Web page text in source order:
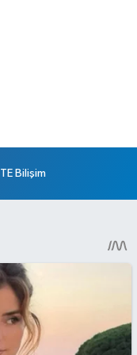
TE Bilişim